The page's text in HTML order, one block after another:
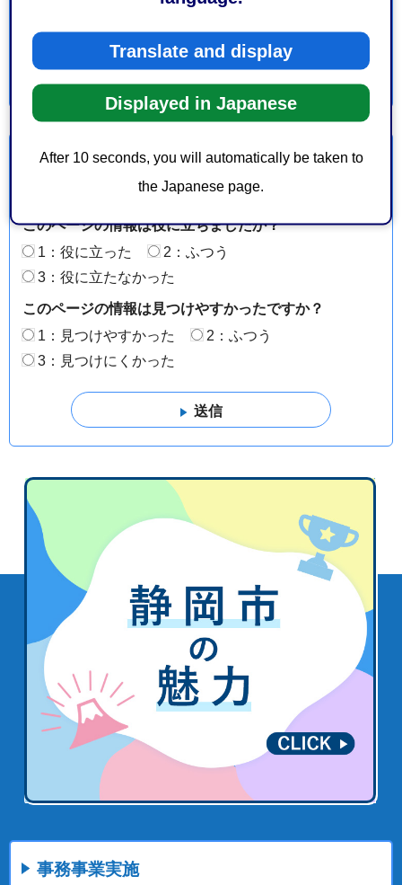
Translate and display
Displayed in Japanese
After 10 seconds, you will automatically be taken to
the Japanese page.
より良いウェブサイトにするためにみなさまのご意
このページの情報は役に立ちましたか？
1：役に立った
2：ふつう
3：役に立たなかった
このページの情報は見つけやすかったですか？
1：見つけやすかった
2：ふつう
3：見つけにくかった
事務事業実施